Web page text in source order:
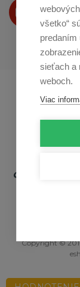
všetko“
predaním
sieťach a
weboch.
Viac
na
Copyright ©